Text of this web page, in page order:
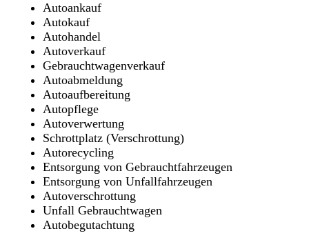
Autoankauf
Autokauf
Autohandel
Autoverkauf
Gebrauchtwagenverkauf
Autoabmeldung
Autoaufbereitung
Autopflege
Autoverwertung
Schrottplatz (Verschrottung)
Autorecycling
Entsorgung von Gebrauchtfahrzeugen
Entsorgung von Unfallfahrzeugen
Autoverschrottung
Unfall Gebrauchtwagen
Autobegutachtung